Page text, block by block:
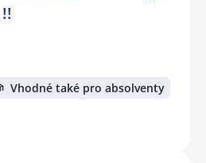
Vhodné také pro absolventy